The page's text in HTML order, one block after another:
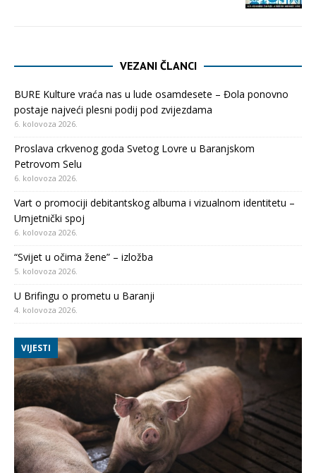
VEZANI ČLANCI
BURE Kulture vraća nas u lude osamdesete – Đola ponovno
postaje najveći plesni podij pod zvijezdama
6. kolovoza 2026.
Proslava crkvenog goda Svetog Lovre u Baranjskom
Petrovom Selu
6. kolovoza 2026.
Vart o promociji debitantskog albuma i vizualnom identitetu –
Umjetnički spoj
6. kolovoza 2026.
“Svijet u očima žene” – izložba
5. kolovoza 2026.
U Brifingu o prometu u Baranji
4. kolovoza 2026.
VIJESTI